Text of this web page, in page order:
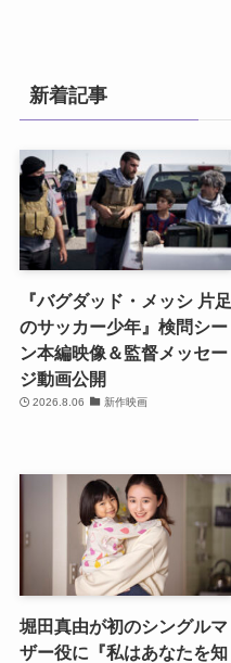
新着記事
『バグダッド・メッシ 片足
のサッカー少年』検問シー
ン本編映像＆監督メッセー
ジ動画公開
2026.8.06 新作映画
堀田真由が初のシングルマ
ザー役に『私はあなたを知